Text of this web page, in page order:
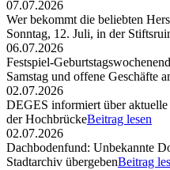
07.07.2026
Wer bekommt die beliebten
Sonntag, 12. Juli, in der
06.07.2026
Festspiel-
Samstag und offene Geschäfte
02.07.2026
DEGES informiert über
der HochbrückeBeitrag lesen
02.07.2026
Dachbodenfund: Unbekannte
Stadtarchiv übergebenBeitrag